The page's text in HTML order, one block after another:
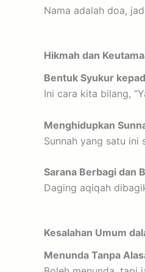
Nama adalah doa,
Hikmah dan
Bentuk Syukur
Ini cara kita bilang,
Menghidupkan
Sunnah yang satu ini
Sarana Berbagi dan
Daging aqiqah
Kesalahan Umum
Menunda Tanpa